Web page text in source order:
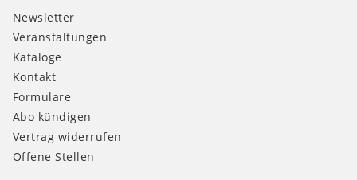
Newsletter
Veranstaltungen
Kataloge
Kontakt
Formulare
Abo kündigen
Vertrag widerrufen
Offene Stellen